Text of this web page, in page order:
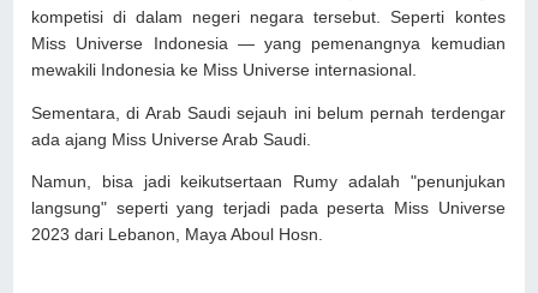
kompetisi di dalam negeri negara tersebut. Seperti kontes
Miss Universe Indonesia — yang pemenangnya kemudian
mewakili Indonesia ke Miss Universe internasional.
Sementara, di Arab Saudi sejauh ini belum pernah terdengar
ada ajang Miss Universe Arab Saudi.
Namun, bisa jadi keikutsertaan Rumy adalah "penunjukan
langsung" seperti yang terjadi pada peserta Miss Universe
2023 dari Lebanon, Maya Aboul Hosn.